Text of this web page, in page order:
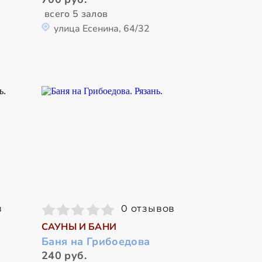
всего 5 залов
улица Есенина, 64/32
0 отзывов
САУНЫ И БАНИ
Баня на Грибоедова
240 руб.